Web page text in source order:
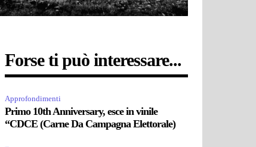
Forse ti può interessare...
Approfondimenti
Primo 10th Anniversary, esce in vinile
“CDCE (Carne Da Campagna Elettorale)